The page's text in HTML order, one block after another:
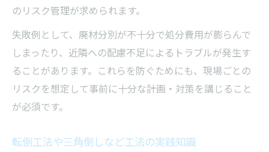
のリスク管理が求められます。
失敗例として、廃材分別が不十分で処分費用が膨らんで
しまったり、近隣への配慮不足によるトラブルが発生す
ることがあります。これらを防ぐためにも、現場ごとの
リスクを想定して事前に十分な計画・対策を講じること
が必須です。
転倒工法や三角倒しなど工法の実践知識